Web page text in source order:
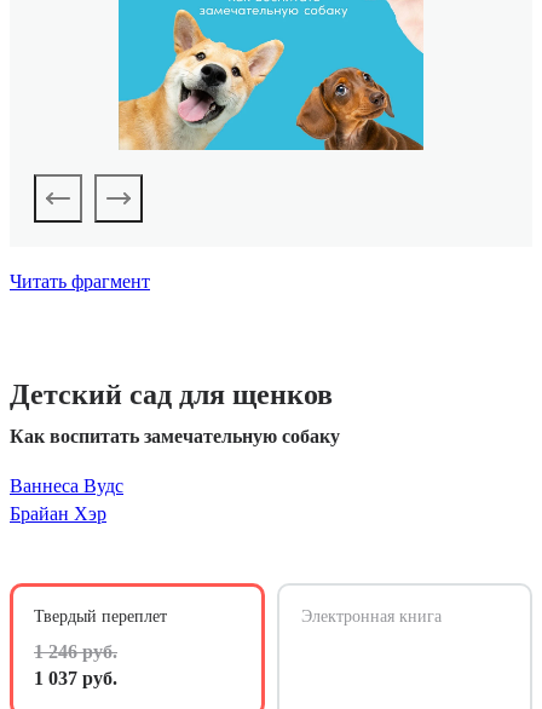
Читать фрагмент
Детский сад для щенков
Как воспитать замечательную собаку
Ваннеса Вудс
Брайан Хэр
Твердый переплет
1 246 руб.
1 037 руб.
Электронная книга